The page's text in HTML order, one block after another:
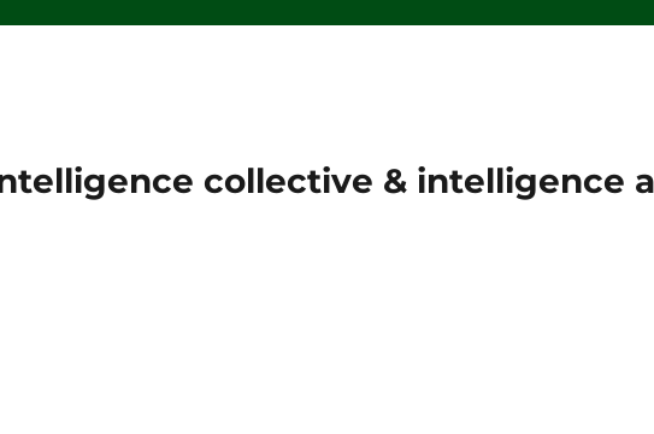
collective & intelligence